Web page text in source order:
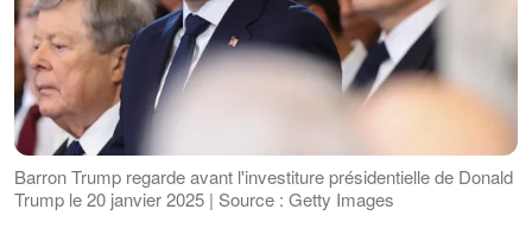
Barron Trump regarde avant l'investiture présidentielle de Donald
Trump le 20 janvier 2025 | Source : Getty Images